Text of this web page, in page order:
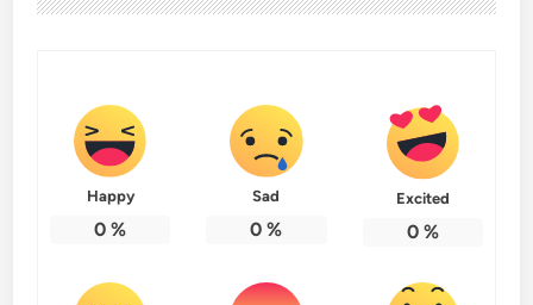
Happy
0 %
Sad
0 %
Excited
0%